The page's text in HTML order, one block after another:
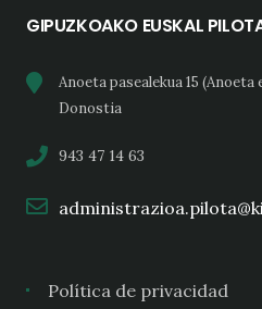
GIPUZKOAKO EUSKAL
Anoeta pasealekua 15 (Anoeta
Donostia
943 47 14 63
Política de privacidad